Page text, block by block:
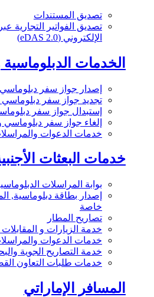
تصديق المستندات
تصديق الفواتير التجارية
الإلكتروني (eDAS 2.0)
الخدمات
إصدار جواز سفر
تجديد جواز سفر
إستبدال جواز سفر
إلغاء جواز سفر
خدمات الدعوات
خدمات البعثات
بوابة المراسلات
إصدار بطاقة دبلوماسية,
خاصة
تصاريح المطار
خدمة الزيارات و المقابلات
خدمات الدعوات
خدمة التصاريح الجوية
خدمات طلبات التعاون
المسافر الإماراتي